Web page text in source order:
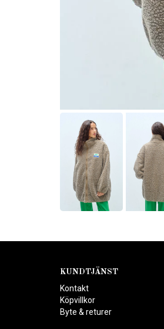
KUNDTJÄNST
Kontakt
Köpvillkor
Byte & returer